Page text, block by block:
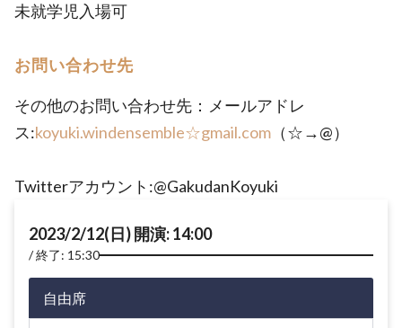
未就学児入場可
お問い合わせ先
その他のお問い合わせ先：メールアドレ
ス:koyuki.windensemble☆gmail.com （☆→@）
Twitterアカウント:@GakudanKoyuki
2023/2/12(日) 開演: 14:00
終了: 15:30
自由席